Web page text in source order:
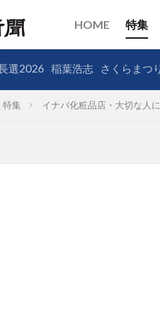
HOME 特集
選2026 稲葉浩志 さくらまつ
特集 イナバ化粧品店・大切な人